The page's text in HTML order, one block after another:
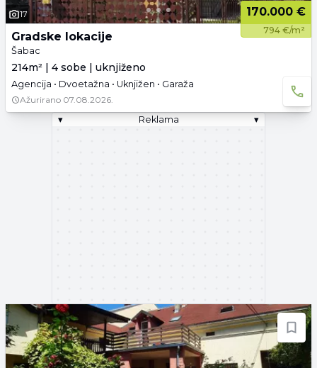
17 170.000 €
794 €/m²
Gradske lokacije
Šabac
214m² | 4 sobe | uknjiženo
Agencija • Dvoetažna • Uknjižen • Garaža
Ažurirano 07.08.2026.
▾
Reklama ▾